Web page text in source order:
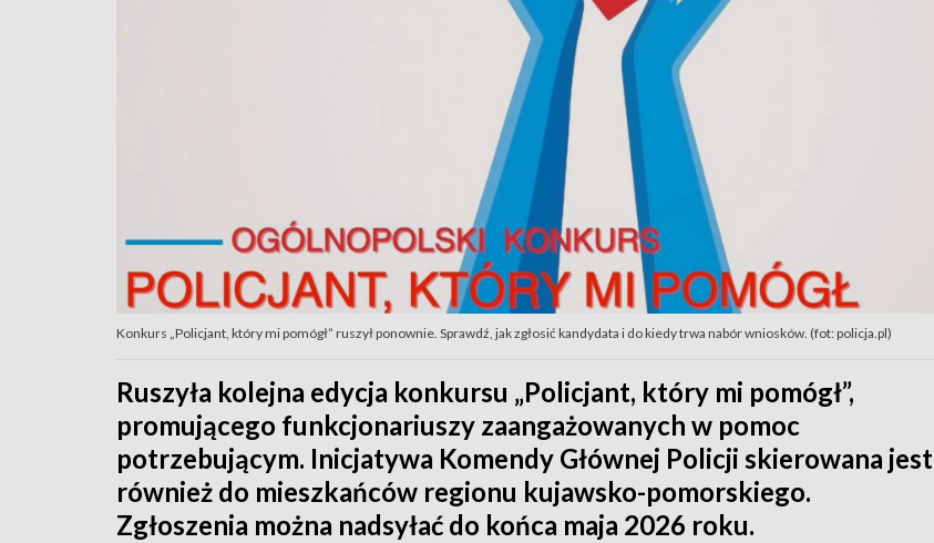
Konkurs „Policjant, który mi pomógł” ruszył ponownie. Sprawdź, jak zgłosić kandydata i do kiedy trwa nabór wniosków. (fot: policja.pl)
Ruszyła kolejna edycja konkursu „Policjant, który mi pomógł”,
promującego funkcjonariuszy zaangażowanych w pomoc
potrzebującym. Inicjatywa Komendy Głównej Policji skierowana jest
również do mieszkańców regionu kujawsko-pomorskiego.
Zgłoszenia można nadsyłać do końca maja 2026 roku.